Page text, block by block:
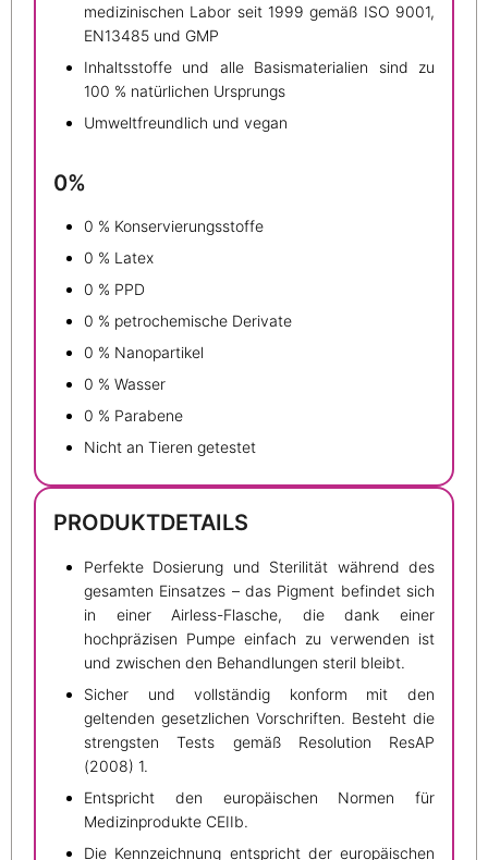
medizinischen Labor seit 1999 gemäß ISO 9001,
EN13485 und GMP
Inhaltsstoffe und alle Basismaterialien sind zu
100 % natürlichen Ursprungs
Umweltfreundlich und vegan
0%
0 % Konservierungsstoffe
0 % Latex
0 % PPD
0 % petrochemische Derivate
0 % Nanopartikel
0 % Wasser
0 % Parabene
Nicht an Tieren getestet
PRODUKTDETAILS
Perfekte Dosierung und Sterilität während des
gesamten Einsatzes – das Pigment befindet sich
in einer Airless-Flasche, die dank einer
hochpräzisen Pumpe einfach zu verwenden ist
und zwischen den Behandlungen steril bleibt.
Sicher und vollständig konform mit den
geltenden gesetzlichen Vorschriften. Besteht die
strengsten Tests gemäß Resolution ResAP
(2008) 1.
Entspricht den europäischen Normen für
Medizinprodukte CEIIb.
Die Kennzeichnung entspricht der europäischen